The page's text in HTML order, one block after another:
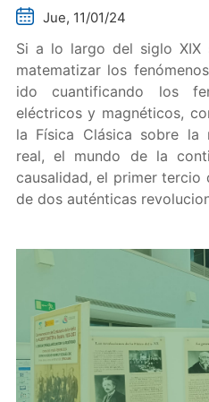
Jue, 11/01/24
Si a lo largo del siglo XIX
matematizar los
ido cuantificando los
eléctricos y magnéticos,
la Física Clásica sobre la
real, el mundo de la
causalidad, el primer tercio
de dos auténticas